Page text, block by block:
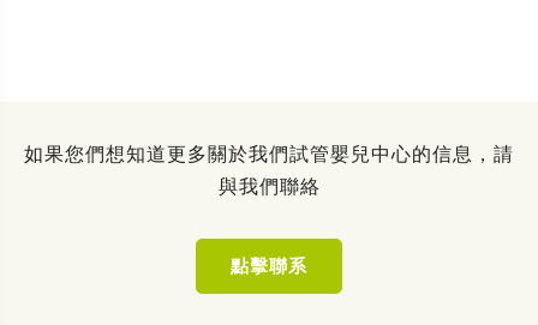
如果您們想知道更多關於我們試管嬰兒中心的信息，請
與我們聯絡
點擊聯系